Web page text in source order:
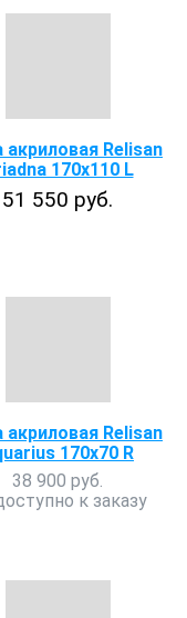
акриловая Relisan
170х110 L
51 550 руб.
акриловая Relisan
170x70 R
38 900 руб.
к заказу